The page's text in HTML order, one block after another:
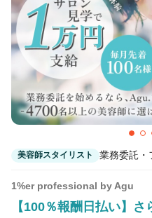
美容師スタイリスト 業務委託・
1%er professional by Agu
【100％報酬日払い】